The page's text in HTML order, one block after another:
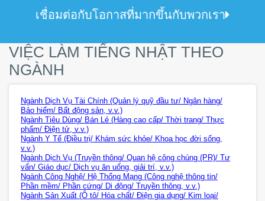
เชื่อมต่อกับโอกาสที่มากขึ้นกับพวกเรา
VIỆC LÀM TIẾNG NHẬT THEO
NGÀNH
Ngành Dịch Vụ Tài Chính (Quản lý quỹ đầu tư/ Ngân hàng/
Bảo hiểm/ Bất động sản, v.v.)
Ngành Tiêu Dùng/ Bán Lẻ (Hàng cao cấp/ Thời trang/ Thực
phẩm/ Điện tử, v.v.)
Ngành Y Tế (Điều trị/ Khám sức khỏe/ Khoa học đời sống,
v.v.)
Ngành Dịch Vụ (Truyền thông/ Quan hệ công chúng (PR)/ Tư
vấn/ Giáo dục/ Dịch vụ ăn uống, giải trí, v.v.)
Ngành Công Nghệ/ Hệ Thống Mạng (Công nghệ thông tin/
Phần mềm/ Phần cứng/ Di động/ Truyền thông, v.v.)
Ngành Sản Xuất (Ô tô/ Hóa chất/ Điện gia dụng/ Kim loại/